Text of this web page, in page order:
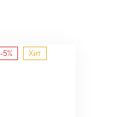
-5% Хит